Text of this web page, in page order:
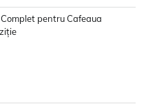
pentru Cafeaua